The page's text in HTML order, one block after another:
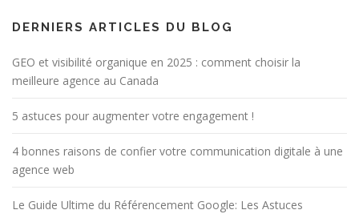
DERNIERS ARTICLES DU BLOG
GEO et visibilité organique en 2025 : comment choisir la
meilleure agence au Canada
5 astuces pour augmenter votre engagement !
4 bonnes raisons de confier votre communication digitale à une
agence web
Le Guide Ultime du Référencement Google: Les Astuces